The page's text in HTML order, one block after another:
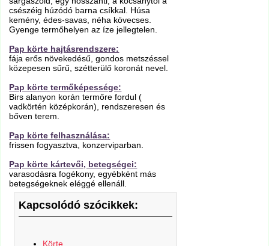
csészéig húzódó barna csíkkal. Húsa
kemény, édes-savas, néha kövecses.
Gyenge termőhelyen az íze jellegtelen.
Pap körte hajtásrendszere:
fája erős növekedésű, gondos metszéssel
közepesen sűrű, szétterülő koronát nevel.
Pap körte termőképessége:
Birs alanyon korán termőre fordul (
vadkörtén középkorán), rendszeresen és
bőven terem.
Pap körte felhasználása:
frissen fogyasztva, konzerviparban.
Pap körte kártevői, betegségei:
varasodásra fogékony, egyébként más
betegségeknek eléggé ellenáll.
Kapcsolódó szócikkek:
Körte